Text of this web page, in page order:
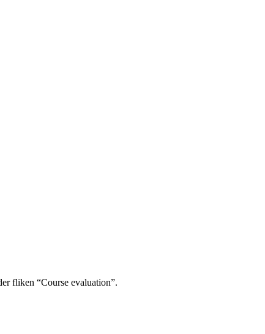
fliken “Course evaluation”.